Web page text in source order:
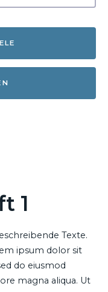
1
Texte.
ipsum dolor sit
do eiusmod
magna aliqua. Ut